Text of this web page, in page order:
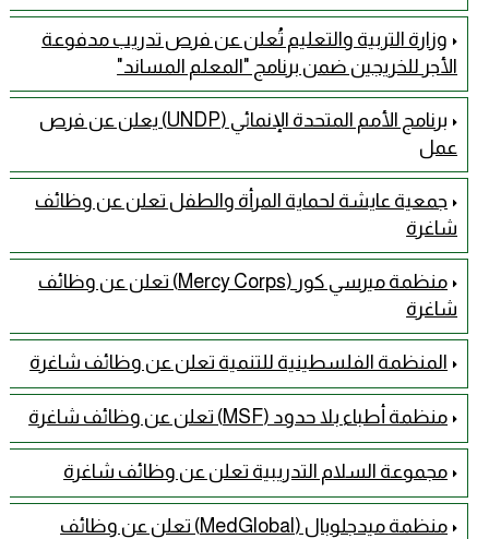
وزارة التربية والتعليم تُعلن عن فرص تدريب مدفوعة
الأجر للخريجين ضمن برنامج "المعلم المساند"
برنامج الأمم المتحدة الإنمائي (UNDP) يعلن عن فرص
عمل
جمعية عايشة لحماية المرأة والطفل تعلن عن وظائف
شاغرة
منظمة ميرسي كور (Mercy Corps) تعلن عن وظائف
شاغرة
المنظمة الفلسطينية للتنمية تعلن عن وظائف شاغرة
منظمة أطباء بلا حدود (MSF) تعلن عن وظائف شاغرة
مجموعة السلام التدريبية تعلن عن وظائف شاغرة
منظمة ميدجلوبال (MedGlobal) تعلن عن وظائف